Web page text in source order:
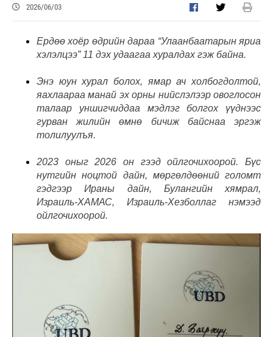
2026/06/03
Ердөө хоёр өдрийн дараа “Улаанбаатарын яриа
хэлэлцээ” 11 дэх удаагаа хуралдах гэж байна.
Энэ юун хурал болох, ямар ач холбогдолтой,
яахлаараа манай эх орны нийслэлээр овоглосон
талаар уншигчиддаа мэдлэг болгох үүднээс
гурван жилийн өмнө бичиж байснаа эргэж
толилуулъя.
2023 оныг 2026 он гээд ойлгочихоорой. Бүс
нутгийн ноцтой дайн, мөргөлдөөний голомт
гэдгээр Ираны дайн, Булангийн хямрал,
Израиль-ХАМАС, Израиль-Хезболлаг нэмээд
ойлгочихоорой.